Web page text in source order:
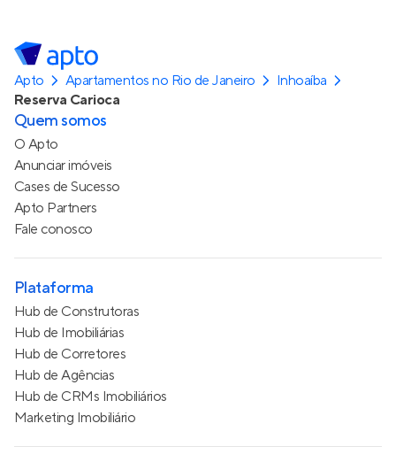
Apto Apartamentos no Rio de Janeiro
Inhoaíba
Reserva Carioca
Quem somos
O Apto
Anunciar imóveis
Cases de Sucesso
Apto Partners
Fale conosco
Plataforma
Hub de Construtoras
Hub de Imobiliárias
Hub de Corretores
Hub de Agências
Hub de CRMs Imobiliários
Marketing Imobiliário